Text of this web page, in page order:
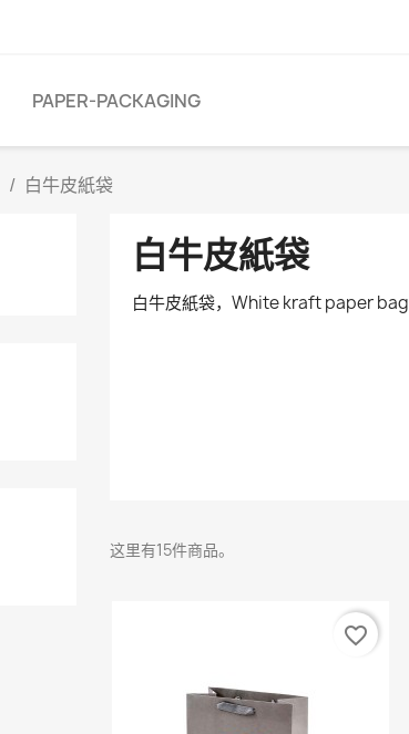
PAPER-PACKAGING
白牛皮紙袋
白牛皮紙袋
白牛皮紙袋，White kraft paper bag
这里有15件商品。
favorite_border